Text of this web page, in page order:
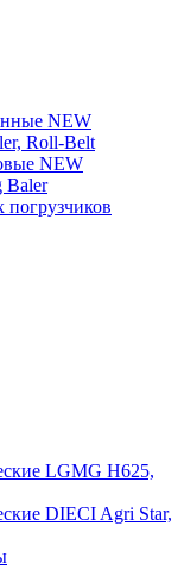
NEW
Roll-Belt
NEW
погрузчиков
LGMG H625,
DIECI Agri Star,